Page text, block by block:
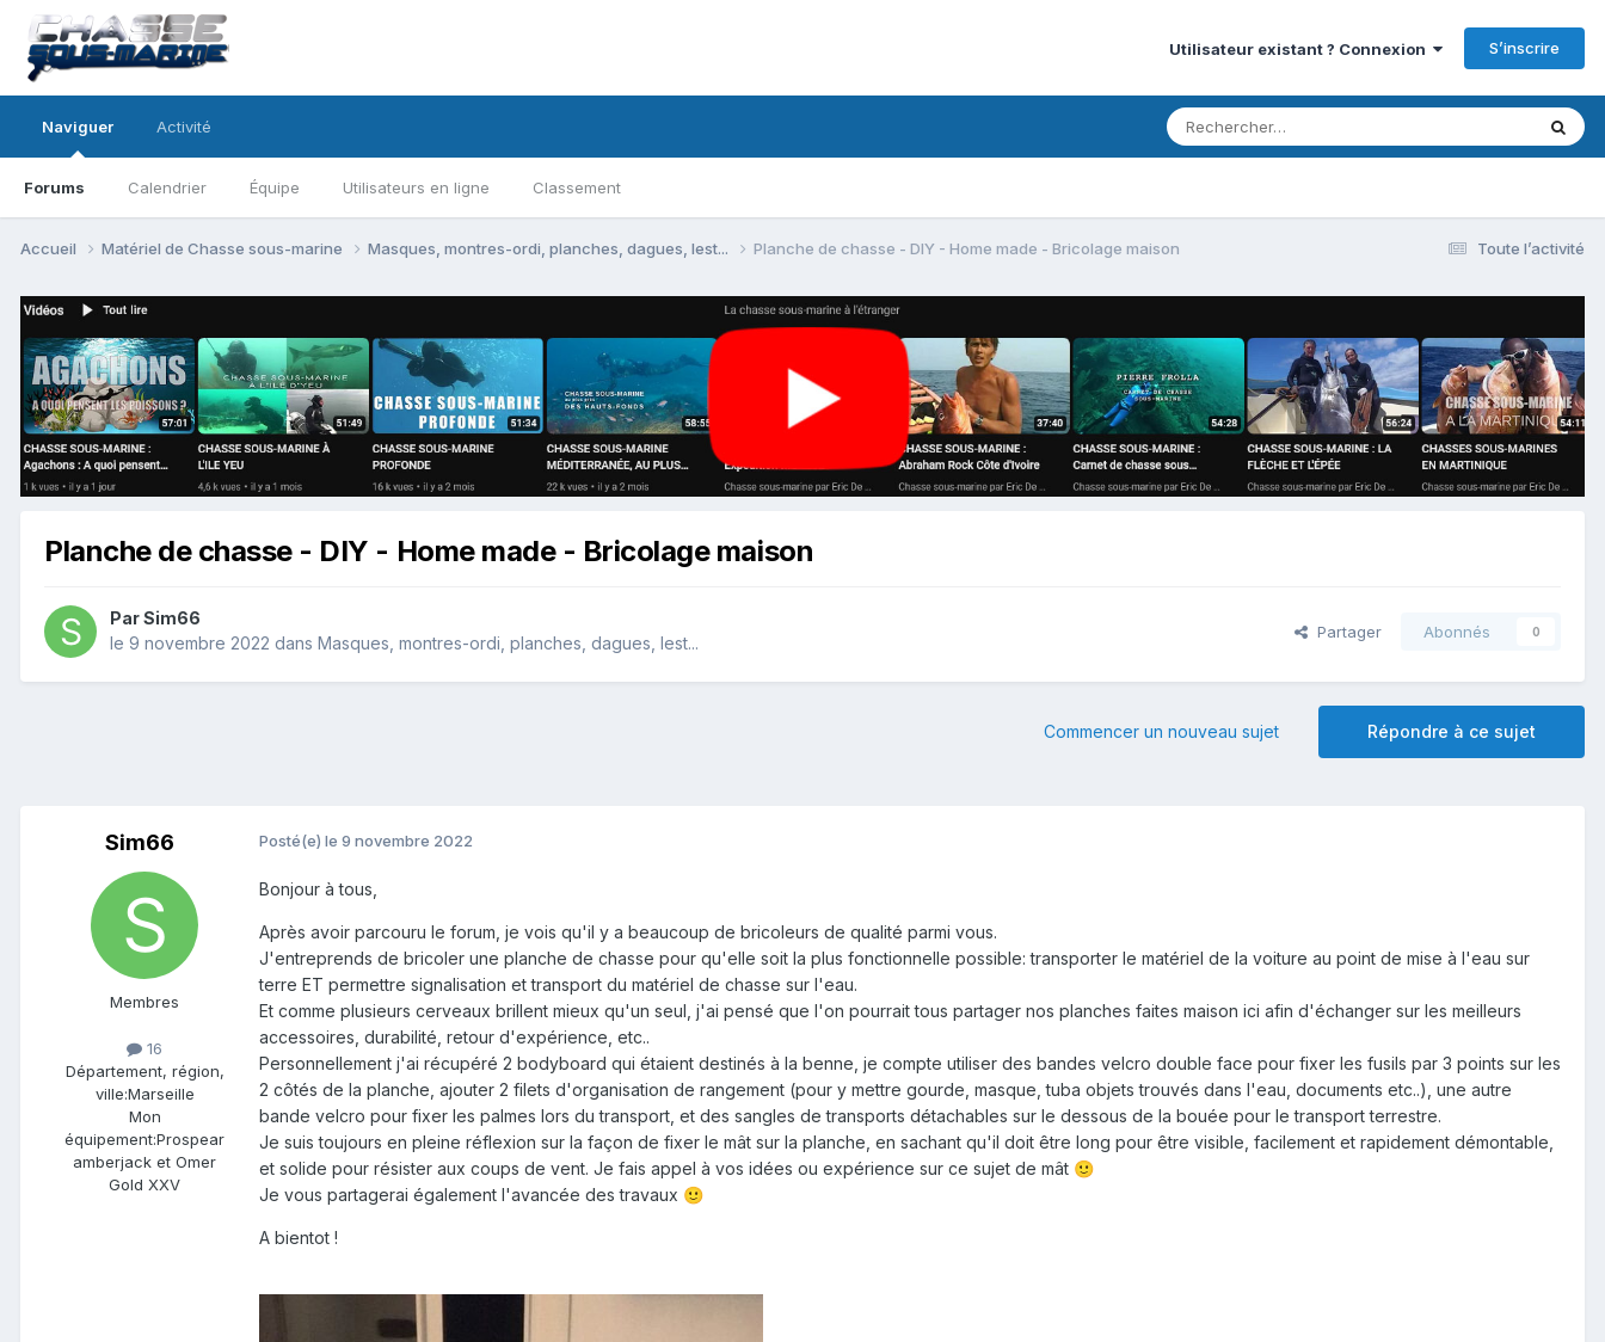
Utilisateur existant ? Connexion S’inscrire
Naviguer
Forums Calendrier Équipe Utilisateurs en ligne Classement
Activité
Toute l’activité
Accueil Matériel de Chasse sous-marine Masques, montres-ordi, planches, dagues, lest... Planche de chasse - DIY - Home made - Bricolage maison
Planche de chasse - DIY - Home made - Bricolage maison
ParSim66
le 9 novembre 2022 dans Masques, montres-ordi, planches, dagues, lest...
Partager Abonnés 0
Répondre à ce sujet
Commencer un nouveau sujet
Sim66
Membres
16
Département, région,
ville:Marseille
Mon
équipement:Prospear
amberjack et Omer
Gold XXV
Posté(e) le 9 novembre 2022
Bonjour à tous,
Après avoir parcouru le forum, je vois qu'il y a beaucoup de bricoleurs de qualité parmi vous.
J'entreprends de bricoler une planche de chasse pour qu'elle soit la plus fonctionnelle possible: transporter le matériel de la voiture au point de mise à l'eau sur
terre ET permettre signalisation et transport du matériel de chasse sur l'eau.
Et comme plusieurs cerveaux brillent mieux qu'un seul, j'ai pensé que l'on pourrait tous partager nos planches faites maison ici afin d'échanger sur les meilleurs
accessoires, durabilité, retour d'expérience, etc..
Personnellement j'ai récupéré 2 bodyboard qui étaient destinés à la benne, je compte utiliser des bandes velcro double face pour fixer les fusils par 3 points sur les
2 côtés de la planche, ajouter 2 filets d'organisation de rangement (pour y mettre gourde, masque, tuba objets trouvés dans l'eau, documents etc..), une autre
bande velcro pour fixer les palmes lors du transport, et des sangles de transports détachables sur le dessous de la bouée pour le transport terrestre.
Je suis toujours en pleine réflexion sur la façon de fixer le mât sur la planche, en sachant qu'il doit être long pour être visible, facilement et rapidement démontable,
et solide pour résister aux coups de vent. Je fais appel à vos idées ou expérience sur ce sujet de mât 🙂
Je vous partagerai également l'avancée des travaux 🙂
A bientot !